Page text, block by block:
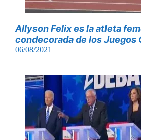
Allyson Felix es la atleta
condecorada de los Juegos
06/08/2021